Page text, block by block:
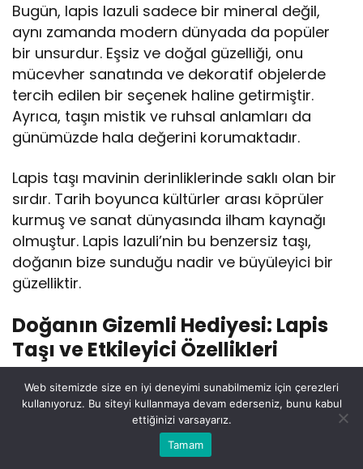
Bugün, lapis lazuli sadece bir mineral değil,
aynı zamanda modern dünyada da popüler
bir unsurdur. Eşsiz ve doğal güzelliği, onu
mücevher sanatında ve dekoratif objelerde
tercih edilen bir seçenek haline getirmiştir.
Ayrıca, taşın mistik ve ruhsal anlamları da
günümüzde hala değerini korumaktadır.
Lapis taşı mavinin derinliklerinde saklı olan bir
sırdır. Tarih boyunca kültürler arası köprüler
kurmuş ve sanat dünyasında ilham kaynağı
olmuştur. Lapis lazuli’nin bu benzersiz taşı,
doğanın bize sunduğu nadir ve büyüleyici bir
güzelliktir.
Doğanın Gizemli Hediyesi: Lapis
Taşı ve Etkileyici Özellikleri
Doğanın Gizemli Hediyesi: Lapis Taşı ve
Etkileyici Özellikleri
Doğanın zengin hazinelerinden biri olan lapis
Bu web sitesinde en iyi deneyimi yaşamanızı sağlamak
için çerezler kullanılmaktadır.
Eczaneler
Web sitemizde size en iyi deneyimi sunabilmemiz için çerezleri
kullanıyoruz. Bu siteyi kullanmaya devam ederseniz, bunu kabul
ettiğinizi varsayarız.
Tamam